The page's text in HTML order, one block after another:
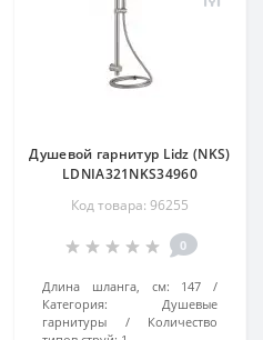
Душевой гарнитур Lidz (NKS)
LDNIA321NKS34960
Код товара: 96255
0
Длина шланга, см:
147
Категория:
Душевые
гарнитуры
Количество